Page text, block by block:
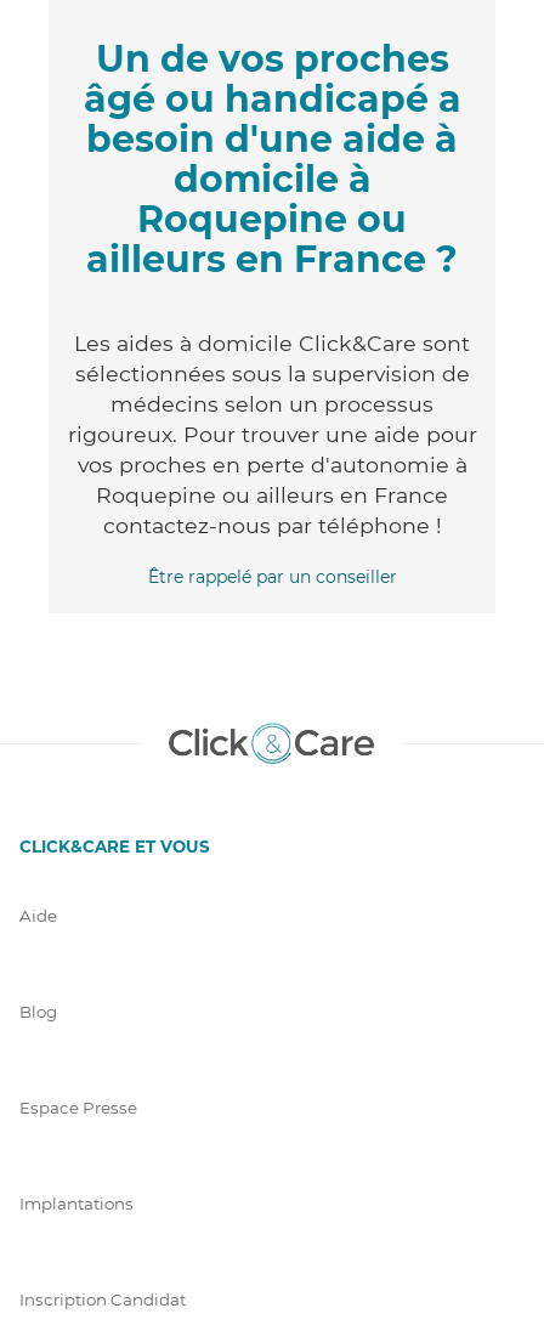
Un de vos proches
âgé ou handicapé a
besoin d'une aide à
domicile à
Roquepine ou
ailleurs en France ?
Les aides à domicile Click&Care sont
sélectionnées sous la supervision de
médecins selon un processus
rigoureux. Pour trouver une aide pour
vos proches en perte d'autonomie à
Roquepine ou ailleurs en France
contactez-nous par téléphone !
Être rappelé par un conseiller
CLICK&CARE ET VOUS
Aide
Blog
Espace Presse
Implantations
Inscription Candidat